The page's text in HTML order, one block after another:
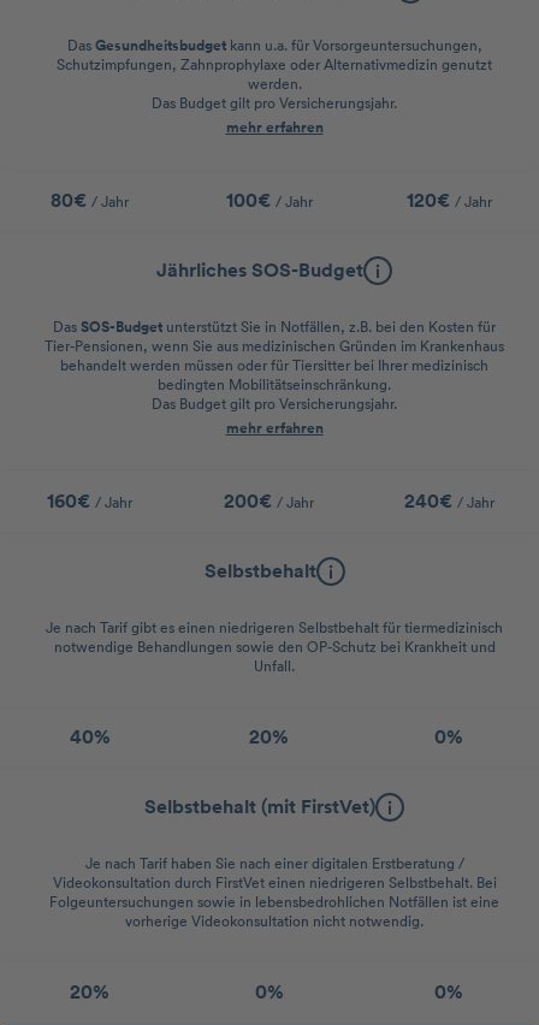
Das Gesundheitsbudgetkann u.a. für Vorsorgeuntersuchungen,
Schutzimpfungen, Zahnprophylaxe oder Alternativmedizin genutzt
werden.
Das Budget gilt pro Versicherungsjahr.
mehr erfahren
80€/ Jahr 100€ / Jahr 120€ / Jahr
Jährliches SOS-Budget
Das SOS-Budget unterstützt Sie in Notfällen, z.B. bei den Kosten für
Tier-Pensionen, wenn Sie aus medizinischen Gründen im Krankenhaus
behandelt werden müssen oder für Tiersitter bei Ihrer medizinisch
bedingten Mobilitätseinschränkung.
Das Budget gilt pro Versicherungsjahr.
mehr erfahren
160€/ Jahr 200€/ Jahr 240€ / Jahr
Selbstbehalt
Je nach Tarif gibt es einen niedrigeren Selbstbehalt für tiermedizinisch
notwendige Behandlungen sowie den OP-Schutz bei Krankheit und
Unfall.
40% 20% 0%
Selbstbehalt (mit FirstVet)
Je nach Tarif haben Sie nach einer digitalen Erstberatung /
Videokonsultation durch FirstVet einen niedrigeren Selbstbehalt. Bei
Folgeuntersuchungen sowie in lebensbedrohlichen Notfällen ist eine
vorherige Videokonsultation nicht notwendig.
20% 0% 0%